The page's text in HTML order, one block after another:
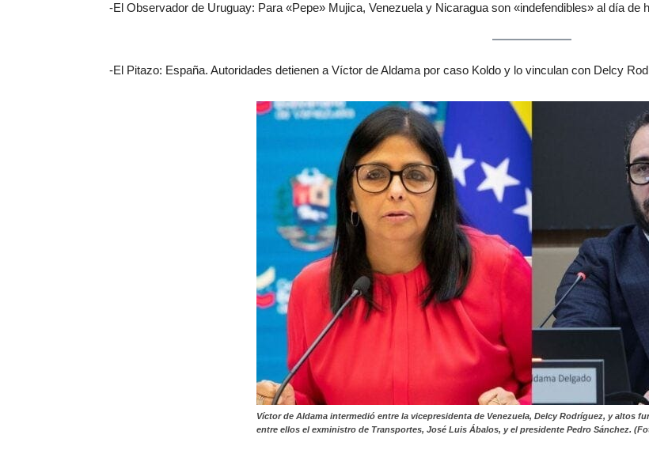
-El Observador de Uruguay: Para «Pepe» Mujica, Venezuela y Nicaragua son «indefendibles» al día de
-El Pitazo: España. Autoridades detienen a Víctor de Aldama por caso Koldo y lo vinculan con Delcy
Víctor de Aldama intermedió entre la vicepresidenta de Venezuela, Delcy Rodríguez, y altos
entre ellos el exministro de Transportes, José Luis Ábalos, y el presidente Pedro Sánchez.